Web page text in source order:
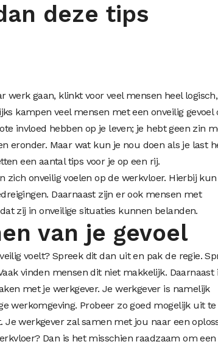
deze tips
werk gaan, klinkt voor veel mensen heel logisch,
kampen veel mensen met een onveilig gevoel
invloed hebben op je leven; je hebt geen zin
eronder. Maar wat kun je nou doen als je last
een aantal tips voor je op een rij.
onveilig voelen op de werkvloer. Hierbij kun
Daarnaast zijn er ook mensen met
zij in onveilige situaties kunnen belanden.
van je gevoel
voelt? Spreek dit dan uit en pak de regie.
vinden mensen dit niet makkelijk. Daarnaast
met je werkgever. Je werkgever is namelijk
werkomgeving. Probeer zo goed mogelijk uit te
Je werkgever zal samen met jou naar een
Dan is het misschien raadzaam om een